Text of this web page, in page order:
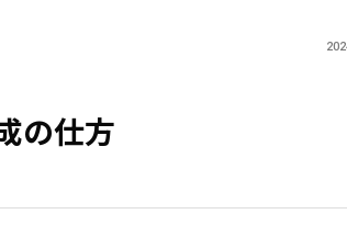
の仕方